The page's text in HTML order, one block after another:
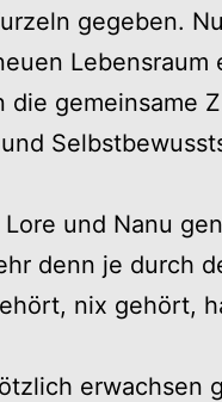
gegeben.
Lebensraum
die gemeinsame
und Nanu
denn je durch
nix gehört,
erwachsen